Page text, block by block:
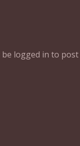
logged in to post